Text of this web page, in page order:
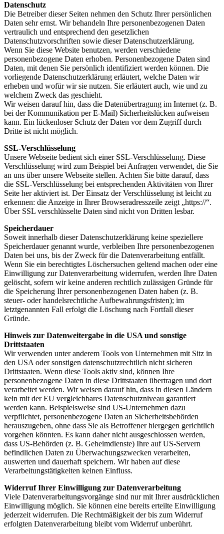
Datenschutz
Die Betreiber dieser Seiten nehmen den Schutz Ihrer persönlichen
Daten sehr ernst. Wir behandeln Ihre personenbezogenen Daten
vertraulich und entsprechend den gesetzlichen
Datenschutzvorschriften sowie dieser Datenschutzerklärung.
Wenn Sie diese Website benutzen, werden verschiedene
personenbezogene Daten erhoben. Personenbezogene Daten sind
Daten, mit denen Sie persönlich identifiziert werden können. Die
vorliegende Datenschutzerklärung erläutert, welche Daten wir
erheben und wofür wir sie nutzen. Sie erläutert auch, wie und zu
welchem Zweck das geschieht.
Wir weisen darauf hin, dass die Datenübertragung im Internet (z. B.
bei der Kommunikation per E-Mail) Sicherheitslücken aufweisen
kann. Ein lückenloser Schutz der Daten vor dem Zugriff durch
Dritte ist nicht möglich.
SSL-Verschlüsselung
Unsere Webseite bedient sich einer SSL-Verschlüsselung. Diese
Verschlüsselung wird zum Beispiel bei Anfragen verwendet, die Sie
an uns über unsere Webseite stellen. Achten Sie bitte darauf, dass
die SSL-Verschlüsselung bei entsprechenden Aktivitäten von Ihrer
Seite her aktiviert ist. Der Einsatz der Verschlüsselung ist leicht zu
erkennen: die Anzeige in Ihrer Browseradresszeile zeigt „https://“.
Über SSL verschlüsselte Daten sind nicht von Dritten lesbar.
Speicherdauer
Soweit innerhalb dieser Datenschutzerklärung keine speziellere
Speicherdauer genannt wurde, verbleiben Ihre personenbezogenen
Daten bei uns, bis der Zweck für die Datenverarbeitung entfällt.
Wenn Sie ein berechtigtes Löschersuchen geltend machen oder eine
Einwilligung zur Datenverarbeitung widerrufen, werden Ihre Daten
gelöscht, sofern wir keine anderen rechtlich zulässigen Gründe für
die Speicherung Ihrer personenbezogenen Daten haben (z. B.
steuer- oder handelsrechtliche Aufbewahrungsfristen); im
letztgenannten Fall erfolgt die Löschung nach Fortfall dieser
Gründe.
Hinweis zur Datenweitergabe in die USA und sonstige
Drittstaaten
Wir verwenden unter anderem Tools von Unternehmen mit Sitz in
den USA oder sonstigen datenschutzrechtlich nicht sicheren
Drittstaaten. Wenn diese Tools aktiv sind, können Ihre
personenbezogene Daten in diese Drittstaaten übertragen und dort
verarbeitet werden. Wir weisen darauf hin, dass in diesen Ländern
kein mit der EU vergleichbares Datenschutzniveau garantiert
werden kann. Beispielsweise sind US-Unternehmen dazu
verpflichtet, personenbezogene Daten an Sicherheitsbehörden
herauszugeben, ohne dass Sie als Betroffener hiergegen gerichtlich
vorgehen könnten. Es kann daher nicht ausgeschlossen werden,
dass US-Behörden (z. B. Geheimdienste) Ihre auf US-Servern
befindlichen Daten zu Überwachungszwecken verarbeiten,
auswerten und dauerhaft speichern. Wir haben auf diese
Verarbeitungstätigkeiten keinen Einfluss.
Widerruf Ihrer Einwilligung zur Datenverarbeitung
Viele Datenverarbeitungsvorgänge sind nur mit Ihrer ausdrücklichen
Einwilligung möglich. Sie können eine bereits erteilte Einwilligung
jederzeit widerrufen. Die Rechtmäßigkeit der bis zum Widerruf
erfolgten Datenverarbeitung bleibt vom Widerruf unberührt.